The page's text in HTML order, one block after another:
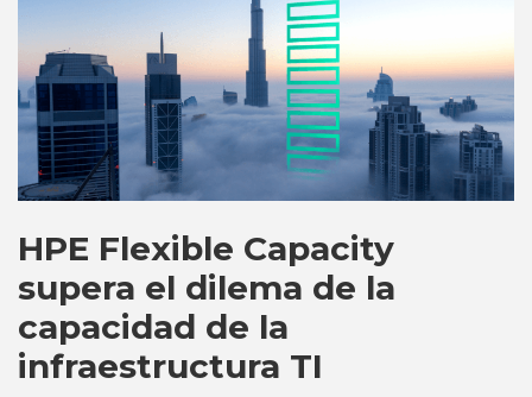
HPE Flexible Capacity
supera el dilema de la
capacidad de la
infraestructura TI